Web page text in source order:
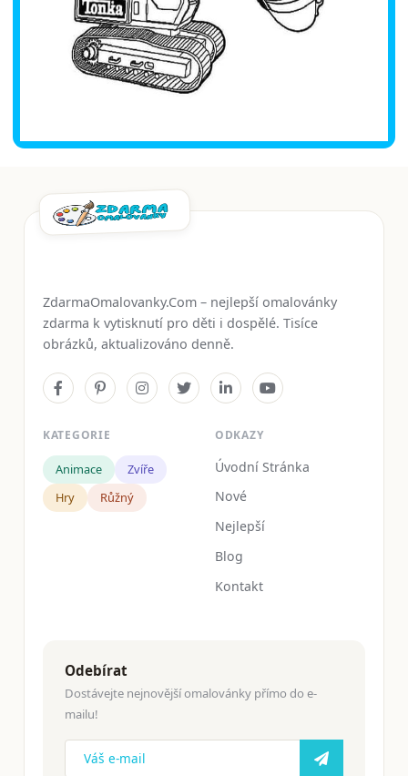
ZdarmaOmalovanky.Com – nejlepší omalovánky
zdarma k vytisknutí pro děti i dospělé. Tisíce
obrázků, aktualizováno denně.
KATEGORIE
Animace
Zvíře
Hry
Růžný
ODKAZY
Úvodní Stránka
Nové
Nejlepší
Blog
Kontakt
Odebírat
Dostávejte nejnovější omalovánky přímo do e-
mailu!